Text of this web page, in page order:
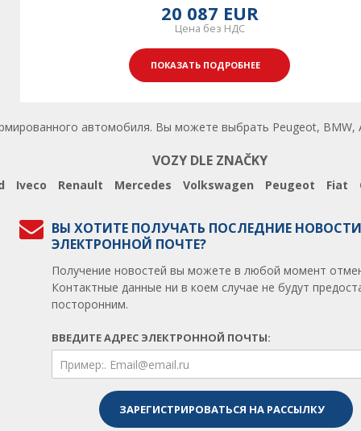
20 087 EUR
Цена без НДС
ПОКАЗАТЬ ПОДРОБНЕЕ
автомобиля. Вы можете выбрать Peugeot,
VOZY DLE ZNAČKY
Iveco Renault Mercedes Volkswagen Peugeot Fiat
ВЫ ХОТИТЕ ПОЛУЧАТЬ ПОСЛЕДНИЕ
ЭЛЕКТРОННОЙ ПОЧТЕ?
Получение новостей вы можете в любой момент
Контактные данные ни в коем случае не будут
посторонним.
ВВЕДИТЕ АДРЕС ЭЛЕКТРОННОЙ ПОЧТЫ: